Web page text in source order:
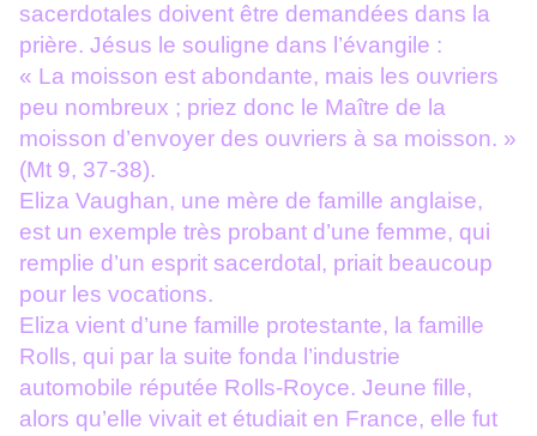
sacerdotales doivent être demandées dans la
prière. Jésus le souligne dans l’évangile :
« La moisson est abondante, mais les ouvriers
peu nombreux ; priez donc le Maître de la
moisson d’envoyer des ouvriers à sa moisson. »
(Mt 9, 37-38).
Eliza Vaughan, une mère de famille anglaise,
est un exemple très probant d’une femme, qui
remplie d’un esprit sacerdotal, priait beaucoup
pour les vocations.
Eliza vient d’une famille protestante, la famille
Rolls, qui par la suite fonda l’industrie
automobile réputée Rolls-Royce. Jeune fille,
alors qu’elle vivait et étudiait en France, elle fut